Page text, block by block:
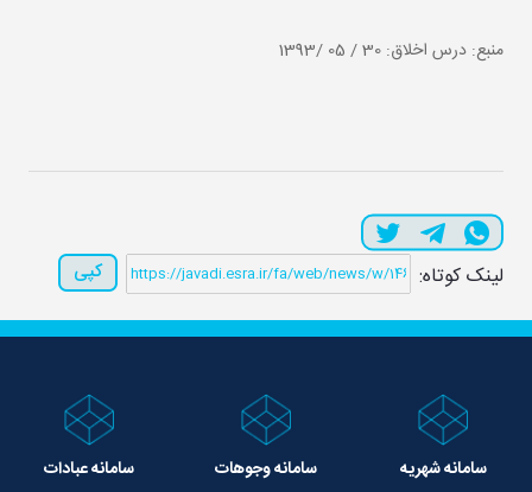
منبع: درس اخلاق: 30 / 05 /1393
لینک کوتاه: کپی
سامانه شهریه سامانه وجوهات سامانه عبادات